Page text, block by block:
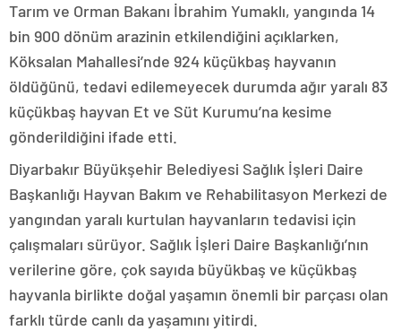
Tarım ve Orman Bakanı İbrahim Yumaklı, yangında 14
bin 900 dönüm arazinin etkilendiğini açıklarken,
Köksalan Mahallesi’nde 924 küçükbaş hayvanın
öldüğünü, tedavi edilemeyecek durumda ağır yaralı 83
küçükbaş hayvan Et ve Süt Kurumu’na kesime
gönderildiğini ifade etti.
Diyarbakır Büyükşehir Belediyesi Sağlık İşleri Daire
Başkanlığı Hayvan Bakım ve Rehabilitasyon Merkezi de
yangından yaralı kurtulan hayvanların tedavisi için
çalışmaları sürüyor. Sağlık İşleri Daire Başkanlığı’nın
verilerine göre, çok sayıda büyükbaş ve küçükbaş
hayvanla birlikte doğal yaşamın önemli bir parçası olan
farklı türde canlı da yaşamını yitirdi.